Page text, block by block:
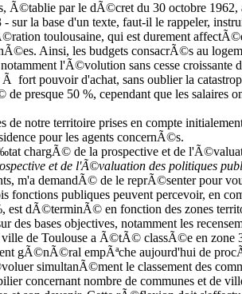
Ã©tablie par le dÃ©cret du 30 octobre
sur la base d'un texte, faut-il le rappeler,
toulousaine, qui est durement
Ainsi, les budgets consacrÃ©s au
l'Ã©volution sans cesse
pouvoir d'achat, sans oublier la
de presque 50 %, cependant que les
de notre territoire prises en compte
pour les agents concernÃ©s.
chargÃ© de la prospective et de
et de l'Ã©valuation des politiques
m'a demandÃ© de le reprÃ©senter pour
fonctions publiques peuvent percevoir, en
est dÃ©terminÃ© en fonction des zones
des bases objectives, notamment les
de Toulouse a Ã©tÃ© classÃ©e en zone
gÃ©nÃ©ral empÃªche aujourd'hui de
simultanÃ©ment le classement des
concernant nombre de communes et de